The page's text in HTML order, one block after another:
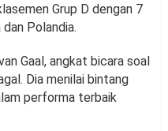
Grup D dengan 7
Polandia.
Gaal, angkat bicara soal
Dia menilai bintang
performa terbaik